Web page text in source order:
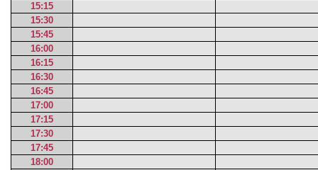
15:15
15:30
15:45
16:00
16:15
16:30
16:45
17:00
17:15
17:30
17:45
18:00